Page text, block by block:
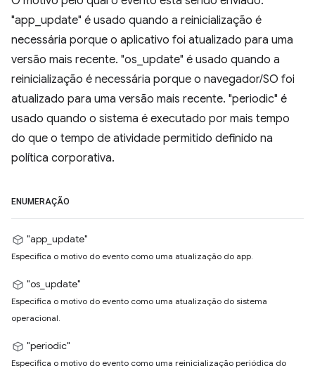
"app_update" é usado quando a reinicialização é
necessária porque o aplicativo foi atualizado para uma
versão mais recente. "os_update" é usado quando a
reinicialização é necessária porque o navegador/SO foi
atualizado para uma versão mais recente. "periodic" é
usado quando o sistema é executado por mais tempo
do que o tempo de atividade permitido definido na
política corporativa.
ENUMERAÇÃO
"app_update"
Especifica o motivo do evento como uma atualização do app.
"os_update"
Especifica o motivo do evento como uma atualização do sistema
operacional.
"periodic"
Especifica o motivo do evento como uma reinicialização periódica do